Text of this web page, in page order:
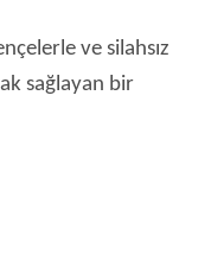
ve silahsız
sağlayan bir